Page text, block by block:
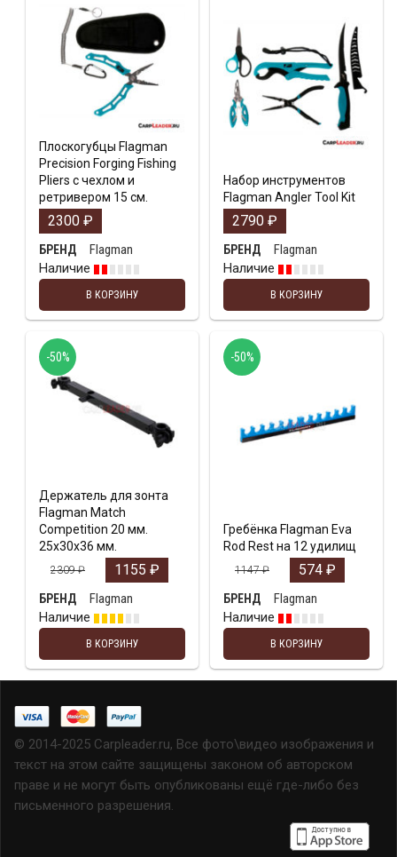
Плоскогубцы Flagman
Precision Forging Fishing
Pliers с чехлом и
ретривером 15 см.
2300 ₽
БРЕНД
Flagman
Наличие
В КОРЗИНУ
Набор инструментов
Flagman Angler Tool Kit
2790 ₽
БРЕНД
Flagman
Наличие
В КОРЗИНУ
Держатель для зонта
Flagman Match
Competition 20 мм.
25х30х36 мм.
2309₽ 1155 ₽
БРЕНД
Flagman
Наличие
В КОРЗИНУ
-50%
Гребёнка Flagman Eva
Rod Rest на 12 удилищ
1147₽ 574 ₽
БРЕНД
Flagman
Наличие
В КОРЗИНУ
-50%
© 2014-2025 Carpleader.ru, Все фото\видео изображения и
текст на этом сайте защищены законом об авторском
праве и не могут быть опубликованы ещё где-либо без
письменного разрешения.